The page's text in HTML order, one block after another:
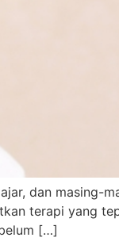
dan masing-
terapi yang
[…]